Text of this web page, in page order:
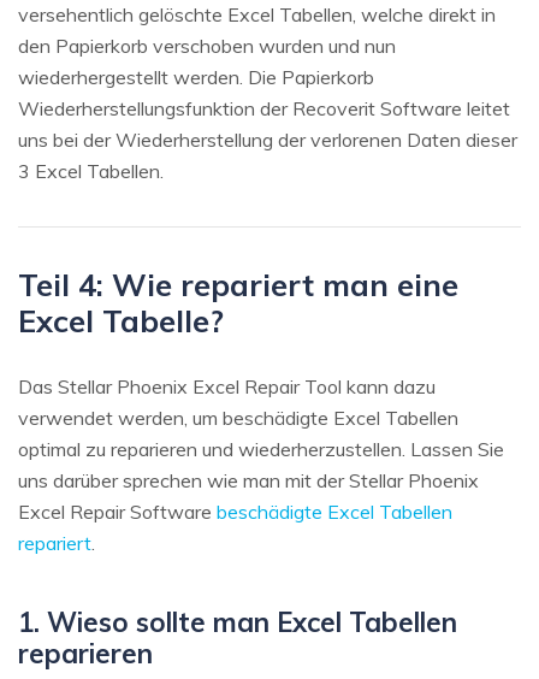
versehentlich gelöschte Excel Tabellen, welche direkt in
den Papierkorb verschoben wurden und nun
wiederhergestellt werden. Die Papierkorb
Wiederherstellungsfunktion der Recoverit Software leitet
uns bei der Wiederherstellung der verlorenen Daten dieser
3 Excel Tabellen.
Teil 4: Wie repariert man eine
Excel Tabelle?
Das Stellar Phoenix Excel Repair Tool kann dazu
verwendet werden, um beschädigte Excel Tabellen
optimal zu reparieren und wiederherzustellen. Lassen Sie
uns darüber sprechen wie man mit der Stellar Phoenix
Excel Repair Software beschädigte Excel Tabellen
repariert
1. Wieso sollte man Excel Tabellen
reparieren